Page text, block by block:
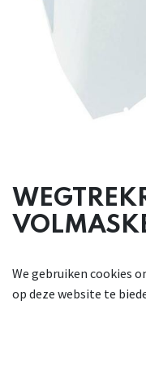
9000.
Brand:
Login of
We gebruiken cookies
op deze website te